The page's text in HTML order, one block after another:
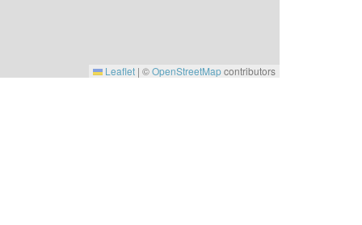
Leaflet | ©OpenStreetMapcontributors